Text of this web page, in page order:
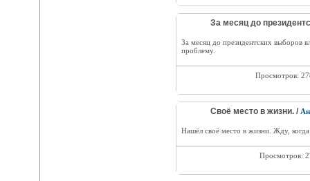
За месяц до
За месяц до президентских выборов
проблему.
Просмотров:
Своё место в жизни. /
Нашёл своё место в жизни. Жду,
Просмотров: